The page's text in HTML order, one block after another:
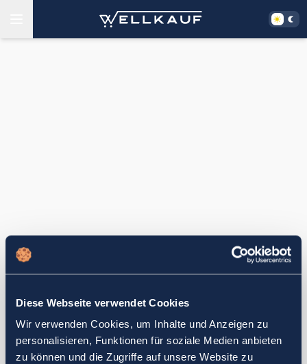
Diese Webseite verwendet Cookies
Wir verwenden Cookies, um Inhalte und Anzeigen zu
personalisieren, Funktionen für soziale Medien anbieten
zu können und die Zugriffe auf unsere Website zu